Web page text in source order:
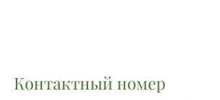
Контактный номер